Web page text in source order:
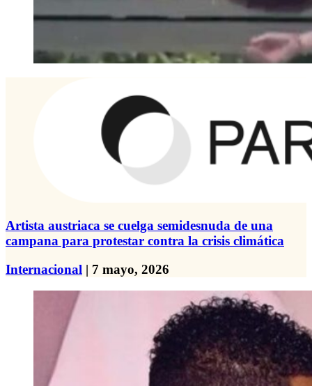
Artista austriaca se cuelga semidesnuda de una
campana para protestar contra la crisis climática
Internacional | 7 mayo, 2026